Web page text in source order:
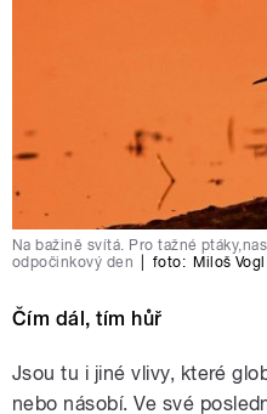
Na bažině svítá. Pro tažné
odpočinkový den
foto: Miloš Vogl
Čím dál, tím hůř
Jsou tu i jiné vlivy, které
nebo násobí. Ve své